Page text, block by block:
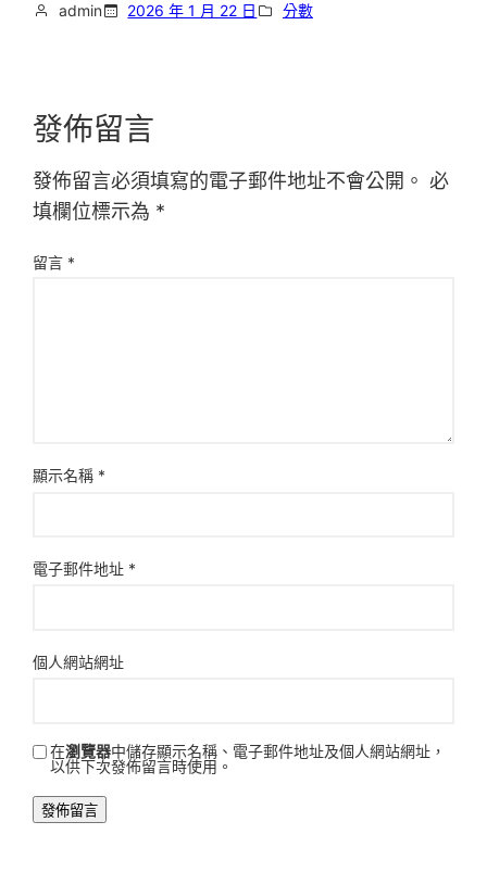
admin 2026 年 1 月 22 日 分數
發佈留言
發佈留言必須填寫的電子郵件地址不會公開。 必
填欄位標示為 *
留言 *
顯示名稱 *
電子郵件地址 *
個人網站網址
在瀏覽器中儲存顯示名稱、電子郵件地址及個人網站網址，
以供下次發佈留言時使用。